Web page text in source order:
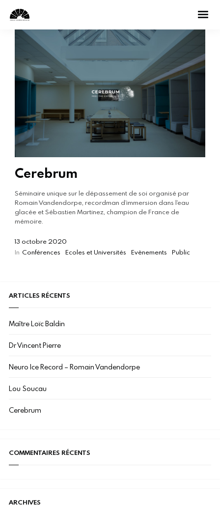
Cerebrum
Séminaire unique sur le dépassement de soi organisé par
Romain Vandendorpe, recordman d’immersion dans l’eau
glacée et Sébastien Martinez, champion de France de
mémoire.
13 octobre 2020
In Conférences Ecoles et Universités Evènements Public
ARTICLES RÉCENTS
Maître Loïc Baldin
Dr Vincent Pierre
Neuro Ice Record – Romain Vandendorpe
Lou Soucau
Cerebrum
COMMENTAIRES RÉCENTS
ARCHIVES